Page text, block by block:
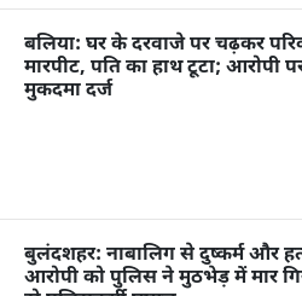
बलिया: घर के दरवाजे पर चढ़कर
मारपीट, पति का हाथ टूटा; आरोपी
मुकदमा दर्ज
बुलंदशहर: नाबालिग से दुष्कर्म और
आरोपी को पुलिस ने मुठभेड़ में मार